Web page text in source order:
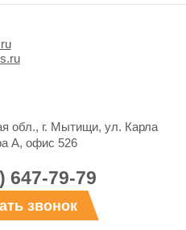
обл., г. Мытищи, ул. Карла
А, офис 526
647-79-79
звонок